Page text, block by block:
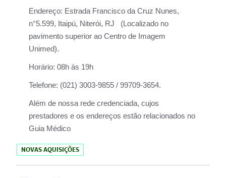
Endereço: Estrada Francisco da Cruz Nunes,
n°5.599, Itaipú, Niterói, RJ (Localizado no
pavimento superior ao Centro de Imagem
Unimed).
Horário: 08h às 19h
Telefone: (021) 3003-9855 / 99709-3654.
Além de nossa rede credenciada, cujos
prestadores e os endereços estão relacionados no
Guia Médico
NOVAS AQUISIÇÕES